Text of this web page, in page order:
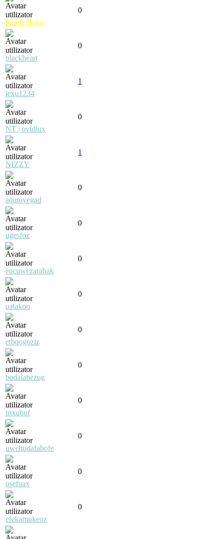
Ionela Bujor
0
blackheart
0
lexu1234
1
NT | ovidiux
0
NIZZY
1
aqutovegad
0
ugesfoz
0
eucuwezarahak
0
uatakoo
0
etbqogoziz
0
bodalahezug
0
irixubuf
0
uwehudafabofe
0
osefuax
0
efekamukeoz
0